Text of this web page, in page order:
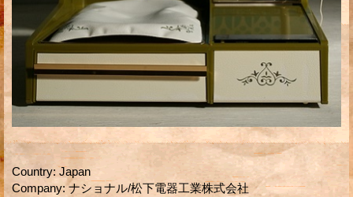
Country: Japan
Company: ナショナル/松下電器工業株式会社